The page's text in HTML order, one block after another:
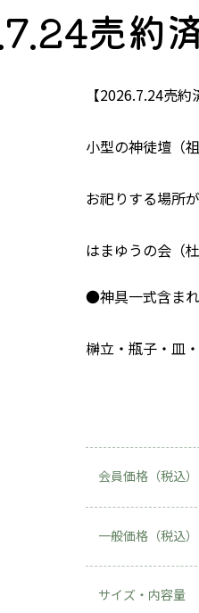
売約済
【2026.7.24売約
小型の神徒壇（
お祀りする場所
はまゆうの会（
●神具一式含ま
榊立・瓶子・皿
会員価格（税込）
一般価格（税込）
サイズ・内容量